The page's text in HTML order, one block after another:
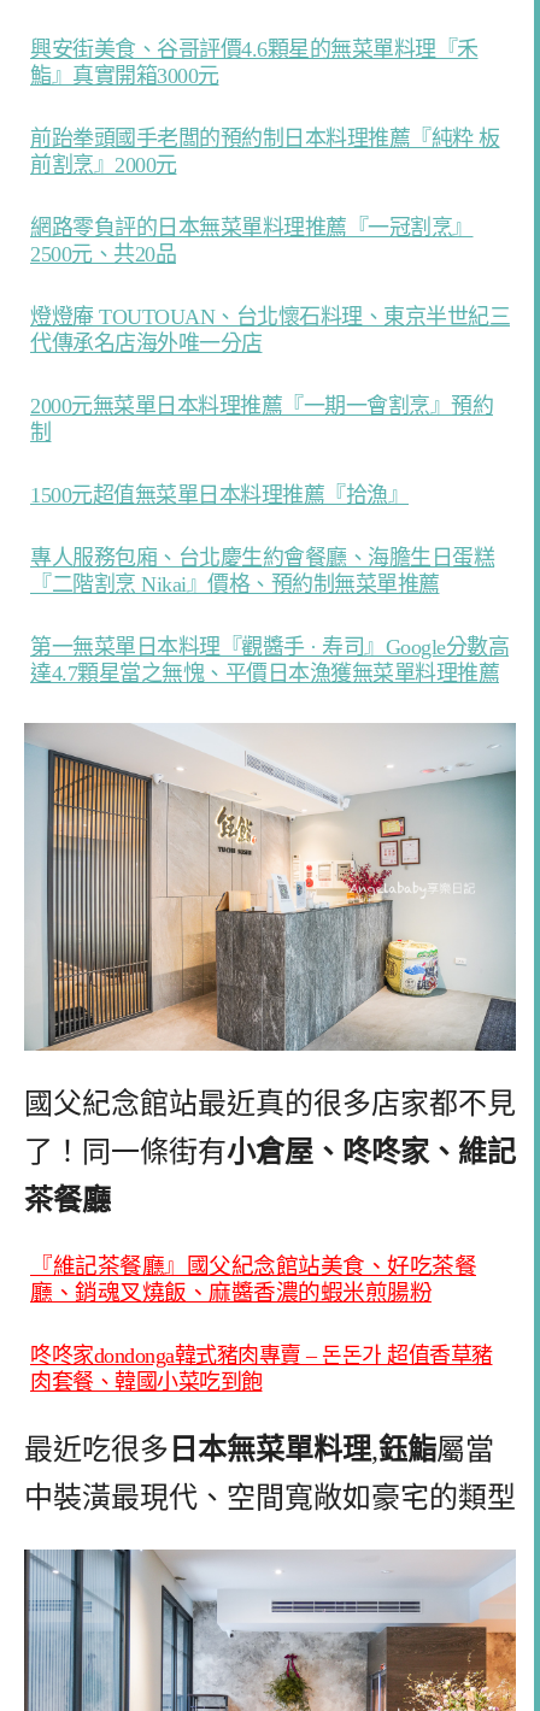
興安街美食、谷哥評價4.6顆星的無菜單料理『禾
鮨』真實開箱3000元
前跆拳頭國手老闆的預約制日本料理推薦『純粋 板
前割烹』2000元
網路零負評的日本無菜單料理推薦『一冠割烹』
2500元、共20品
燈燈庵 TOUTOUAN、台北懷石料理、東京半世紀三
代傳承名店海外唯一分店
2000元無菜單日本料理推薦『一期一會割烹』預約
制
1500元超值無菜單日本料理推薦『拾漁』
專人服務包廂、台北慶生約會餐廳、海膽生日蛋糕
『二階割烹 Nikai』價格、預約制無菜單推薦
第一無菜單日本料理『觀醬手 · 寿司』Google分數高
達4.7顆星當之無愧、平價日本漁獲無菜單料理推薦
國父紀念館站最近真的很多店家都不見
了！同一條街有小倉屋、咚咚家、維記
茶餐廳
『維記茶餐廳』國父紀念館站美食、好吃茶餐
廳、銷魂叉燒飯、麻醬香濃的蝦米煎腸粉
咚咚家dondonga韓式豬肉專賣 – 돈돈가 超值香草豬
肉套餐、韓國小菜吃到飽
最近吃很多 日本無菜單料理,鈺鮨屬當
中裝潢最現代、空間寬敞如豪宅的類型